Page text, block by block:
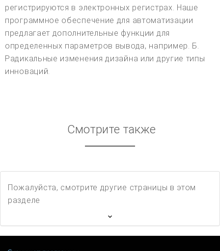
регистрируются в электронных регистрах. Наше
программное обеспечение для автоматизации
предлагает дополнительные функции для
определенных параметров вывода, например. Б.
Радикальные изменения дизайна или другие типы
инноваций.
Смотрите также
Пожалуйста, смотрите другие страницы в этом
разделе